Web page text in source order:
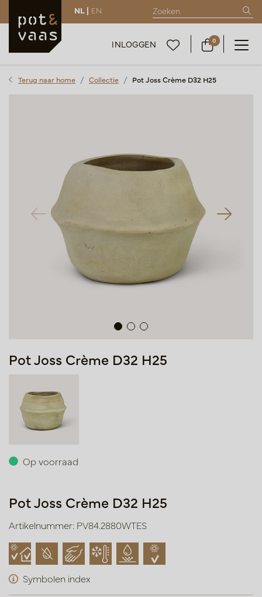
NL | EN
INLOGGEN 0
Terug naar home Collectie Pot Joss Crème D32 H25
Pot Joss Crème D32 H25
Op voorraad
Pot Joss Crème D32 H25
Artikelnummer: PV84.2880WTES
Symbolen index